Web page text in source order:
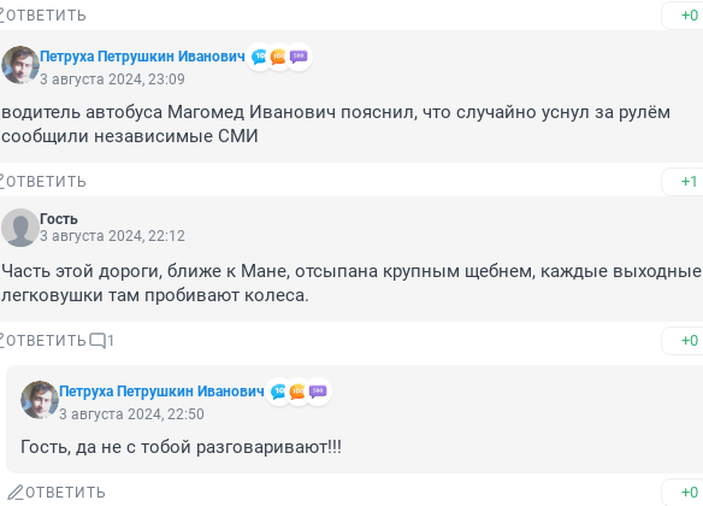
ОТВЕТИТЬ +0
Петруха Петрушкин Иванович
3 августа 2024, 23:09
водитель автобуса Магомед Иванович пояснил, что случайно уснул за рулём
сообщили независимые СМИ
ОТВЕТИТЬ +1
Гость
3 августа 2024, 22:12
Часть этой дороги, ближе к Мане, отсыпана крупным щебнем, каждые выходные
легковушки там пробивают колеса.
ОТВЕТИТЬ 1 +0
Петруха Петрушкин Иванович
3 августа 2024, 22:50
Гость, да не с тобой разговаривают!!!
ОТВЕТИТЬ +0